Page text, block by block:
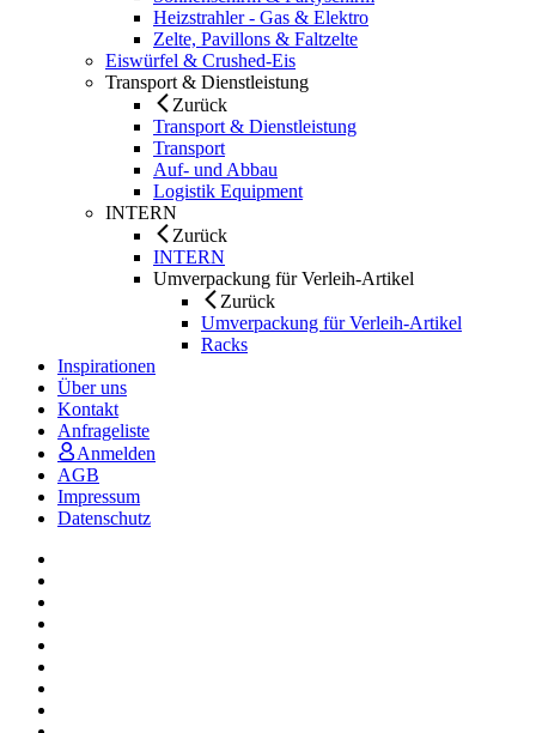
Heizstrahler - Gas & Elektro
Zelte, Pavillons & Faltzelte
Eiswürfel & Crushed-Eis
Transport & Dienstleistung
Zurück
Transport & Dienstleistung
Transport
Auf- und Abbau
Logistik Equipment
INTERN
Zurück
INTERN
Umverpackung für Verleih-Artikel
Zurück
Umverpackung für Verleih-Artikel
Racks
Inspirationen
Über uns
Kontakt
Anfrageliste
Anmelden
AGB
Impressum
Datenschutz